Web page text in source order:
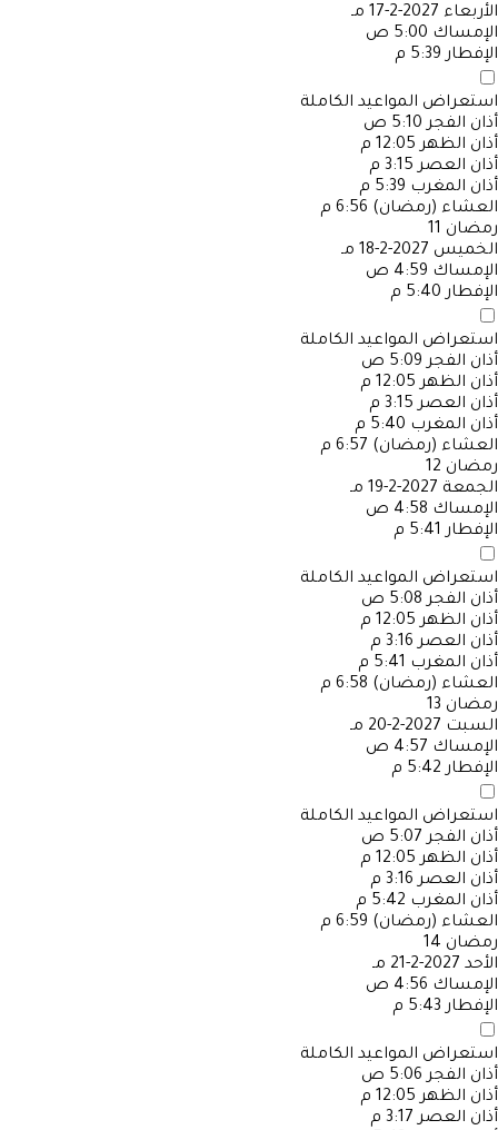
الأربعاء 2027-2-17 مـ
الإمساك 5:00 ص
الإفطار 5:39 م
استعراض المواعيد الكاملة
أذان الفجر 5:10 ص
أذان الظهر 12:05 م
أذان العصر 3:15 م
أذان المغرب 5:39 م
العشاء (رمضان) 6:56 م
رمضان 11
الخميس 2027-2-18 مـ
الإمساك 4:59 ص
الإفطار 5:40 م
استعراض المواعيد الكاملة
أذان الفجر 5:09 ص
أذان الظهر 12:05 م
أذان العصر 3:15 م
أذان المغرب 5:40 م
العشاء (رمضان) 6:57 م
رمضان 12
الجمعة 2027-2-19 مـ
الإمساك 4:58 ص
الإفطار 5:41 م
استعراض المواعيد الكاملة
أذان الفجر 5:08 ص
أذان الظهر 12:05 م
أذان العصر 3:16 م
أذان المغرب 5:41 م
العشاء (رمضان) 6:58 م
رمضان 13
السبت 2027-2-20 مـ
الإمساك 4:57 ص
الإفطار 5:42 م
استعراض المواعيد الكاملة
أذان الفجر 5:07 ص
أذان الظهر 12:05 م
أذان العصر 3:16 م
أذان المغرب 5:42 م
العشاء (رمضان) 6:59 م
رمضان 14
الأحد 2027-2-21 مـ
الإمساك 4:56 ص
الإفطار 5:43 م
استعراض المواعيد الكاملة
أذان الفجر 5:06 ص
أذان الظهر 12:05 م
أذان العصر 3:17 م